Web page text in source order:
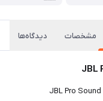
مشخصات دیدگاه‌ها